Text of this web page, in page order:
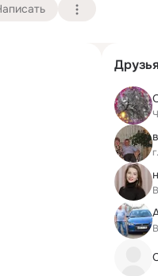
Друзья